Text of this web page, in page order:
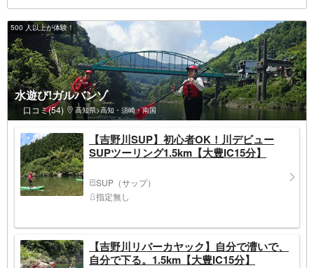
500 人以上が体験！
水遊び!ガルバンゾ
口コミ(54) 高知県>高知・須崎・南国
【吉野川SUP】初心者OK！川デビュー
SUPツーリング1.5km【大豊IC15分】
SUP（サップ）
指定無し
【吉野川リバーカヤック】自分で漕いで、
自分で下る。1.5km【大豊IC15分】